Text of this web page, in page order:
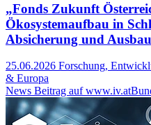
„Fonds Zukunft
Ökosystemaufbau in
Absicherung und
25.06.2026 Forschung,
& Europa
News Beitrag auf www.iv.at